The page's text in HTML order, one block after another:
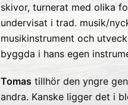
skivor, turnerat med olika
undervisat i trad. musik/
musikinstrument och
byggda i hans egen
Tomas tillhör den yngre
andra. Kanske ligger det i